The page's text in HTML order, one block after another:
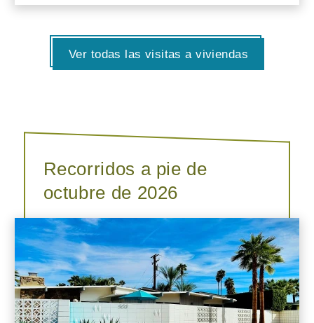
Ver todas las visitas a viviendas
Recorridos a pie de
octubre de 2026